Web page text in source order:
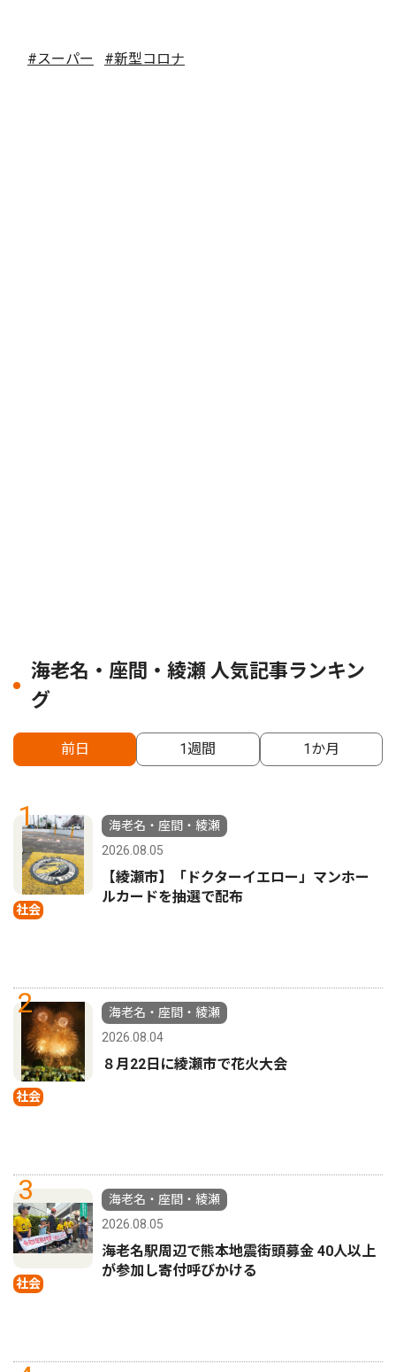
#スーパー #新型コロナ
海老名・座間・綾瀬 人気記事ランキン
グ
前日 1週間 1か月
1
社会
海老名・座間・綾瀬
2026.08.05
【綾瀬市】「ドクターイエロー」マンホー
ルカードを抽選で配布
2
社会
海老名・座間・綾瀬
2026.08.04
８月22日に綾瀬市で花火大会
3
社会
海老名・座間・綾瀬
2026.08.05
海老名駅周辺で熊本地震街頭募金 40人以上
が参加し寄付呼びかける